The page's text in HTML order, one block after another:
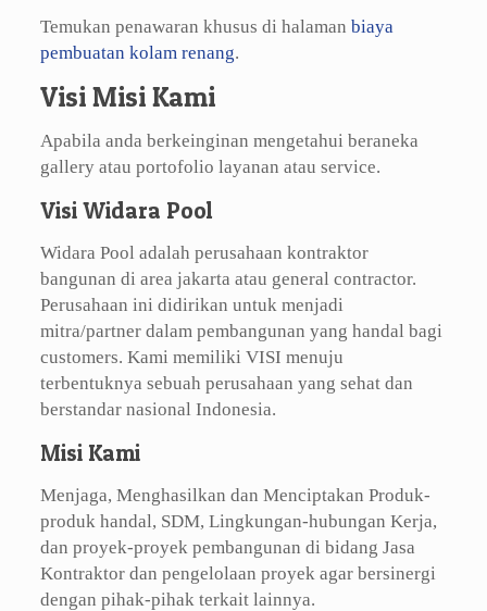
Temukan penawaran khusus di halaman biaya
pembuatan kolam renang.
Visi Misi Kami
Apabila anda berkeinginan mengetahui beraneka
gallery atau portofolio layanan atau service.
Visi Widara Pool
Widara Pool adalah perusahaan kontraktor
bangunan di area jakarta atau general contractor.
Perusahaan ini didirikan untuk menjadi
mitra/partner dalam pembangunan yang handal bagi
customers. Kami memiliki VISI menuju
terbentuknya sebuah perusahaan yang sehat dan
berstandar nasional Indonesia.
Misi Kami
Menjaga, Menghasilkan dan Menciptakan Produk-
produk handal, SDM, Lingkungan-hubungan Kerja,
dan proyek-proyek pembangunan di bidang Jasa
Kontraktor dan pengelolaan proyek agar bersinergi
dengan pihak-pihak terkait lainnya.